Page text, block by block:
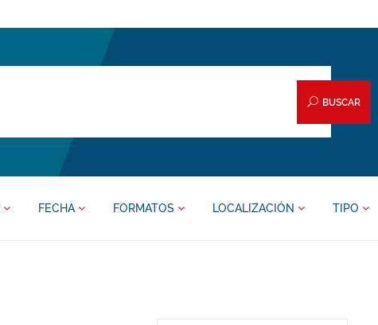
BUSCAR
FECHA FORMATOS LOCALIZACIÓN TIPO